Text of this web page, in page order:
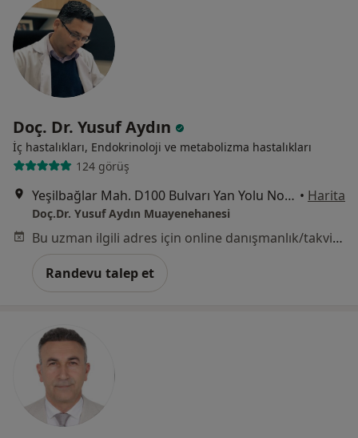
Doç. Dr. Yusuf Aydın
İç hastalıkları, Endokrinoloji ve metabolizma hastalıkları
124 görüş
Yeşilbağlar Mah. D100 Bulvarı Yan Yolu No:20 Pera Office Blokları Kat:2 No:5, İstanbul • Harita
Doç.Dr. Yusuf Aydın Muayenehanesi
Bu uzman ilgili adres için online danışmanlık/takvim sunmuyor.
Randevu talep et